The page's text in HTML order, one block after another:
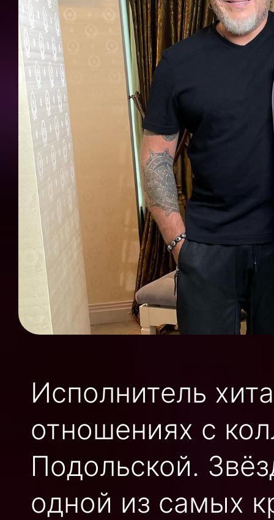
Исполнитель
отношениях с
Подольской.
одной из самых